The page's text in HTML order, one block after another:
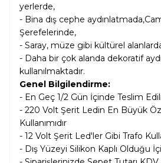
yerlerde,
- Bina dış cephe
Şerefelerinde,
- Saray, müze gibi kültürel
- Daha bir çok alanda dekoratif
kullanılmaktadır.
Genel Bilgilendirme:
- En Geç 1/2 Gün İçinde Teslim
- 220 Volt Şerit Ledin En Büyük
Kullanımıdır
- 12 Volt Şerit Led'ler Gibi Trafo
- Dış Yüzeyi Silikon Kaplı Olduğu